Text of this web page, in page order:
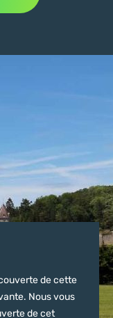
de cette
Nous vous
de cet